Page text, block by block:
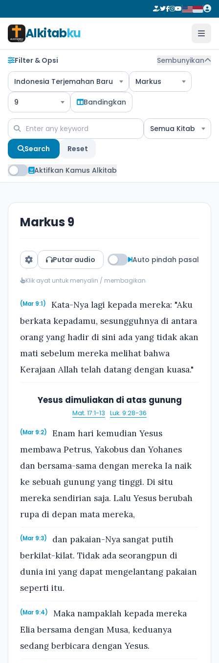
Alkitabku
Filter & Opsi Sembunyikan
Indonesia Terjemahan Baru Markus
9 Bandingkan
Semua Kitab
Search Reset
Aktifkan Kamus Alkitab
Markus 9
Putar audio Auto pindah pasal
Klik ayat untuk menyalin / membagikan
(Mar 9:1)
Kata-Nya lagi kepada mereka: "Aku
berkata kepadamu, sesungguhnya di antara
orang yang hadir di sini ada yang tidak akan
mati sebelum mereka melihat bahwa
Kerajaan Allah telah datang dengan kuasa."
Yesus dimuliakan di atas gunung
Mat. 17:1-13 · Luk. 9:28-36
(Mar 9:2)
Enam hari kemudian Yesus
membawa Petrus, Yakobus dan Yohanes
dan bersama-sama dengan mereka Ia naik
ke sebuah gunung yang tinggi. Di situ
mereka sendirian saja. Lalu Yesus berubah
rupa di depan mata mereka,
(Mar 9:3)
dan pakaian-Nya sangat putih
berkilat-kilat. Tidak ada seorangpun di
dunia ini yang dapat mengelantang pakaian
seperti itu.
(Mar 9:4)
Maka nampaklah kepada mereka
Elia bersama dengan Musa, keduanya
sedang berbicara dengan Yesus.